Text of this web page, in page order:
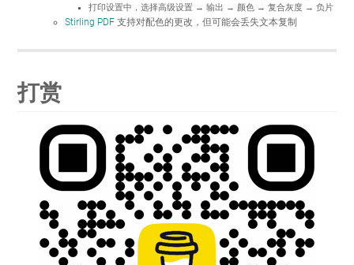
打印设置中，选择高级设置 → 输出 → 颜色 → 复合灰度 → 负片
Stirling PDF 支持对配色的更改，但可能会丢失文本复制
打赏